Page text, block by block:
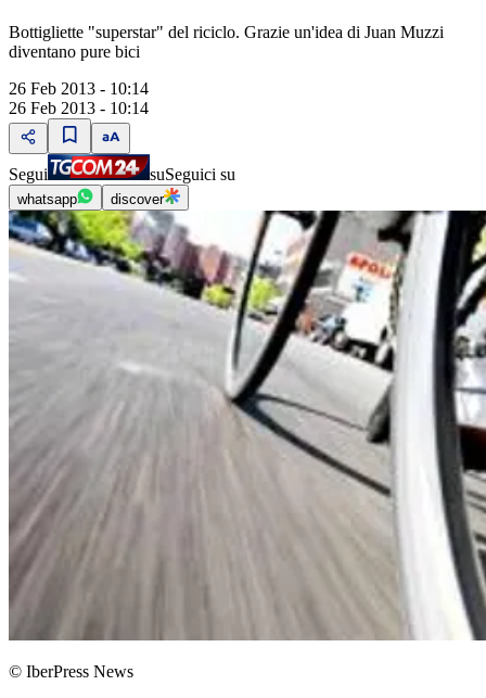
Bottigliette "superstar" del riciclo. Grazie un'idea di Juan Muzzi
diventano pure bici
26 Feb 2013 - 10:14
26 Feb 2013 - 10:14
Segui suSeguici su
whatsapp discover
© IberPress News